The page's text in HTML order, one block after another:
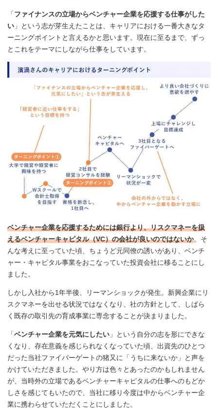
「ファイナンスの立場からベンチャー企業を応援する仕事がした
い 」という志が芽生えたことは、キャリアにおける一番大きなタ
ーニングポイントと言えるかと思います。現在に至るまで、ずっ
とこれをテーマにしながら仕事をしています。
ベンチャー企業を応援するためには銀行より、リスクマネーを扱
えるベンチャーキャピタル（VC）の会社が良いのではないか。そ
んな考えに至っていた頃、ちょうど元同僚の誘いがあり、ベンチ
ャー・キャピタル事業をおこなっていた投資会社に移ることにし
ました。
しかし入社から1年半後、リーマンショックが発生。新興企業にリ
スクマネーを出せる状況ではなくなり、社の方針として、しばら
く既存の取引先の育成事業に専念することが決まりました。
「ベンチャー企業を元気にしたい 」という自分の志を形にできな
くなり、存在意義を感じられなくなっていた頃、出資先のひとつ
だった当社ファイバーゲートの猪又に「うちに来ないか」と声を
かけていただきました。やり方は色々とあったのかもしれません
が、当時外の立場であるベンチャーキャピタルの仕事へのもどか
しさを感じてもいたので、当社に移り今度は中からベンチャー企
業に携わらせていただくことにしました。